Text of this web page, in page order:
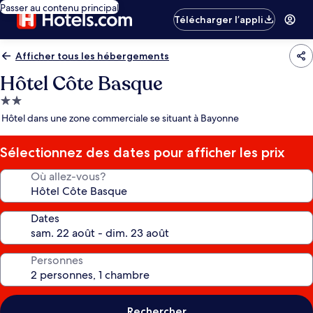
Passer au contenu principal
Télécharger l’appli
Afficher tous les hébergements
Hôtel Côte Basque
Hébergement
2.0 étoiles
Hôtel dans une zone commerciale se situant à Bayonne
Sélectionnez des dates pour afficher les prix
Où allez-vous?
Dates
Personnes